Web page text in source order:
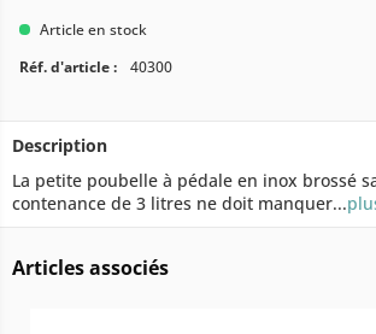
Article en stock
Réf. d'article :
40300
Description
La petite poubelle à pédale en inox brossé
contenance de 3 litres ne doit manquer...
Articles associés